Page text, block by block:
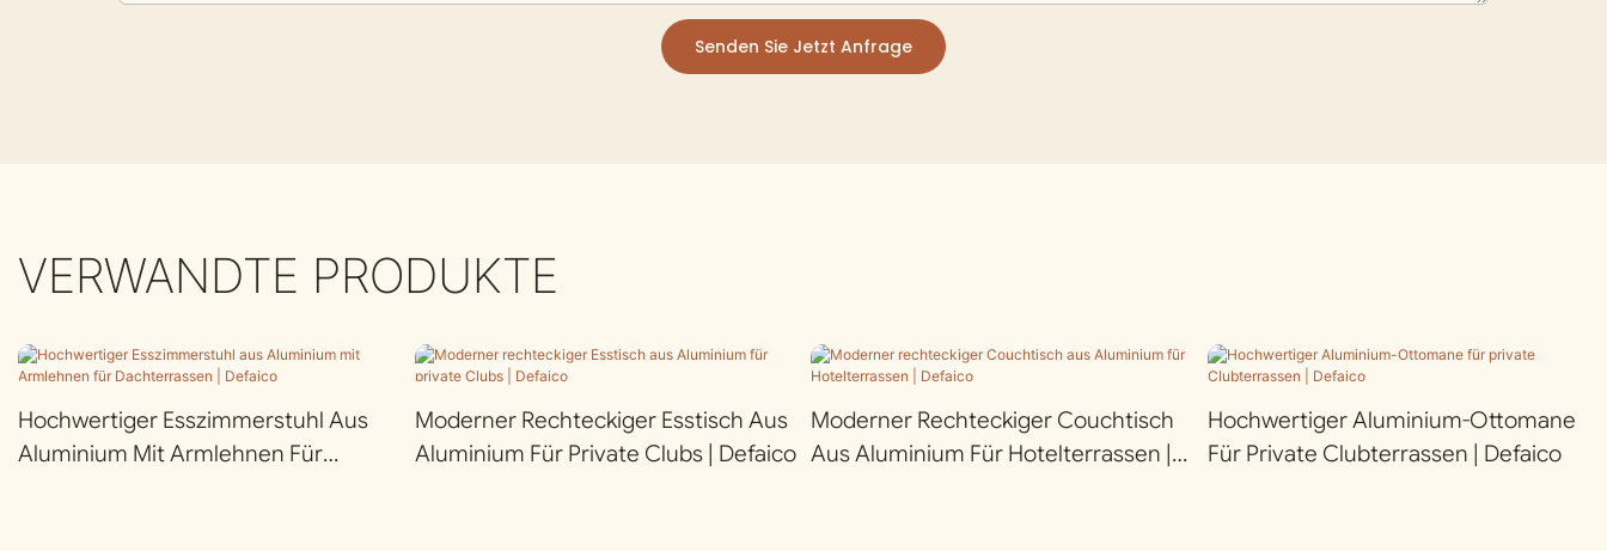
Senden Sie Jetzt Anfrage
VERWANDTE PRODUKTE
Hochwertiger Esszimmerstuhl Aus
Aluminium Mit Armlehnen Für
Moderner Rechteckiger Esstisch Aus
Aluminium Für Private Clubs | Defaico
Moderner Rechteckiger Couchtisch
Aus Aluminium Für Hotelterrassen |
Hochwertiger Aluminium-Ottomane
Für Private Clubterrassen | Defaico